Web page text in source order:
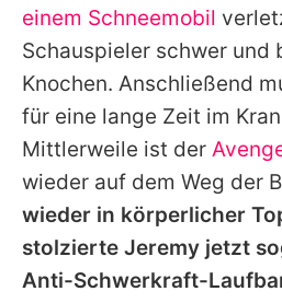
Utiq
einem Schneemobil
Schauspieler schwer und
Knochen. Anschließend
für eine lange Zeit im
Mittlerweile ist der
wieder auf dem Weg der
wieder in körperlicher
stolzierte Jeremy jetzt
Anti-Schwerkraft-